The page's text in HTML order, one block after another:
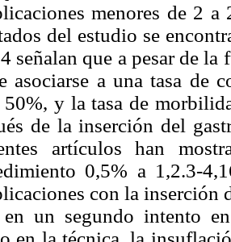
menores de 2
del estudio se
señalan que a pesar de la
asociarse a una tasa de
50%, y la tasa de
de la inserción del
artículos han
0,5% a 1,2.3-
con la inserción
en un segundo intento